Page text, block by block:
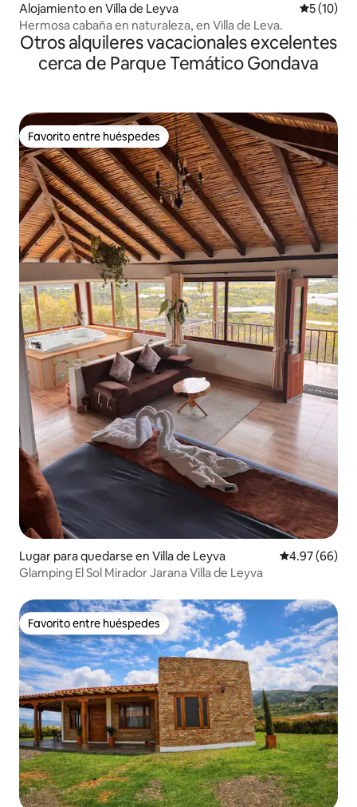
Alojamiento en Villa de Leyva
5 (10)
Hermosa cabaña en naturaleza, en Villa de Leva.
Otros alquileres vacacionales excelentes
cerca de Parque Temático Gondava
Favorito entre huéspedes
Favorito entre huéspedes
Lugar para quedarse en Villa de Leyva Calificación
4.97 (66)
Glamping El Sol Mirador Jarana Villa de Leyva
Favorito entre huéspedes
Favorito entre huéspedes